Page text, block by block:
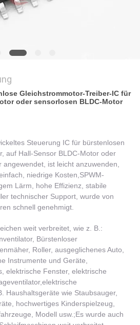
Gleichstrommotor-Treiber-IC für
oder sensorlosen BLDC-Motor
Steuerung IC für bürstenlosen
auf Hall-Sensor BLDC-Motor oder
angewendet, ist leicht anzuwenden,
niedrige Kosten,SPWM-
Lärm, hohe Effizienz, stabile
technischer Support, wurde von
schnell genehmigt.
weit verbreitet, wie z. B.:
Bürstenloser
Roller, ausgeglichenes Auto,
Instrumente und Geräte,
elektrische Fenster, elektrische
Haushaltsgeräte wie Staubsauger,
hochwertiges Kinderspielzeug,
Modell usw.;Es wurde auch